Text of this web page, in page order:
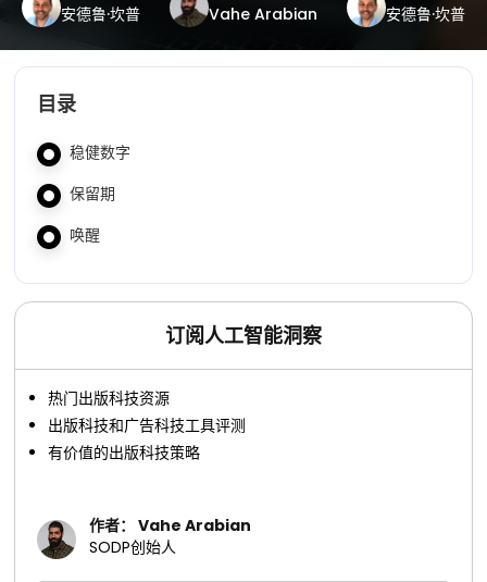
安德鲁·坎普 Vahe Arabian 安德鲁·坎普
目录
稳健数字
保留期
唤醒
订阅人工智能洞察
热门出版科技资源
出版科技和广告科技工具评测
有价值的出版科技策略
作者： Vahe Arabian
SODP创始人